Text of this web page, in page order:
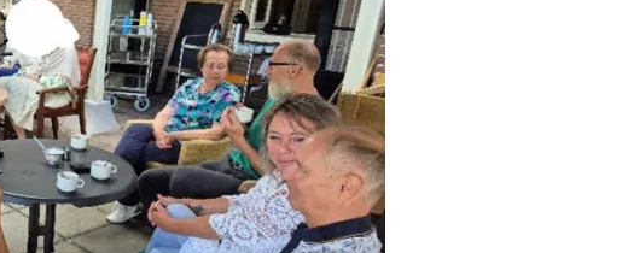
de lightbox